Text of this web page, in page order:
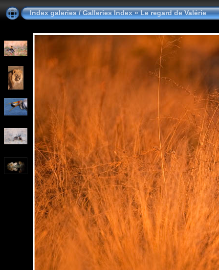
Index galeries / Galleries Index»Le regard de Valérie